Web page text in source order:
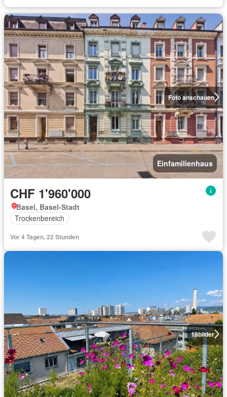
Foto anschauen
Einfamilienhaus
CHF 1'960'000
Basel, Basel-Stadt
Trockenbereich
Vor 4 Tagen, 22 Stunden
18bilder